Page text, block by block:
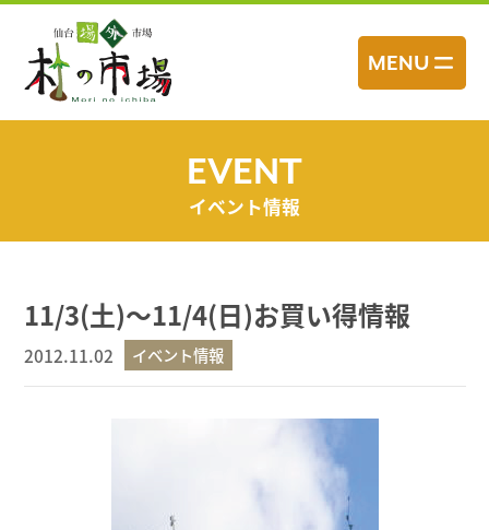
ッ
MENU
EVENT
イベント情報
11/3(土)～11/4(日)お買い得情報
2012.11.02 イベント情報